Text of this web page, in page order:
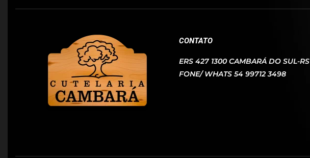
CONTATO
ERS 427 1300 CAMBARÁ DO SUL-RS
FONE/ WHATS 54 99712 3498